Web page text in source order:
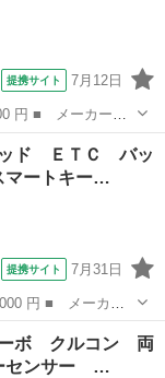
提携サイト 7月12日
名： カスタム
Ａ バックカメ
ッド ＥＴＣ バッ
ートキー…
提携サイト 7月31日
名： Ｘリミテッ
ー アイドリン
ーボ クルコン 両
センサー …